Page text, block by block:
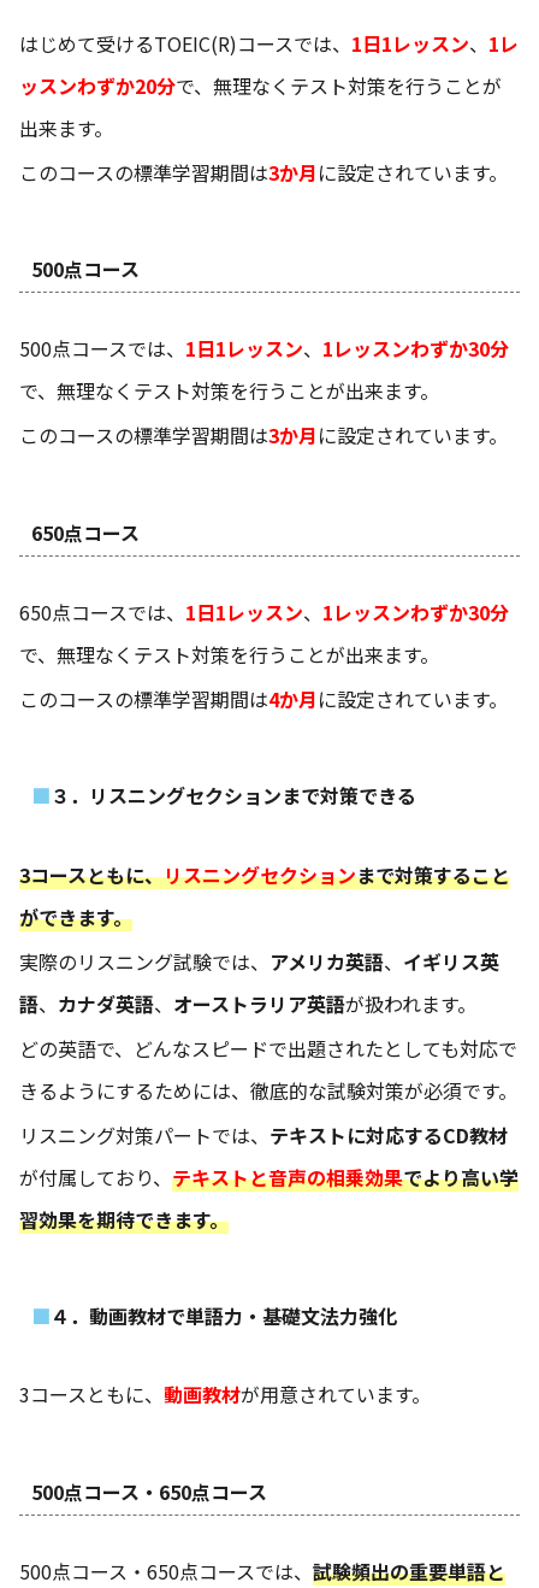
はじめて受けるTOEIC(R)コースでは、 1日1レッスン、 1レ
ッスンわずか20分で、無理なくテスト対策を行うことが
出来ます。
このコースの標準学習期間は3か月に設定されています。
500点コース
500点コースでは、 1日1レッスン、 1レッスンわずか30分
で、無理なくテスト対策を行うことが出来ます。
このコースの標準学習期間は3か月に設定されています。
650点コース
650点コースでは、 1日1レッスン、 1レッスンわずか30分
で、無理なくテスト対策を行うことが出来ます。
このコースの標準学習期間は4か月に設定されています。
３．リスニングセクションまで対策できる
3コースともに、リスニングセクションまで対策すること
ができます。
実際のリスニング試験では、 アメリカ英語、 イギリス英
語、 カナダ英語、 オーストラリア英語が扱われます。
どの英語で、どんなスピードで出題されたとしても対応で
きるようにするためには、徹底的な試験対策が必須です。
リスニング対策パートでは、 テキストに対応するCD教材
が付属しており、 テキストと音声の相乗効果でより高い学
習効果を期待できます。
４．動画教材で単語力・基礎文法力強化
3コースともに、 動画教材が用意されています。
500点コース・650点コース
500点コース・650点コースでは、 試験頻出の重要単語と